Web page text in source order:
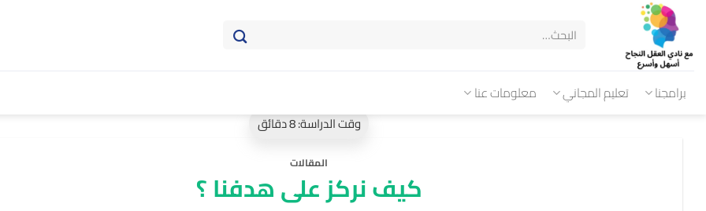
برامجنا تعليم المجاني معلومات عنا
المقالات
كيف نركز على هدفنا ؟